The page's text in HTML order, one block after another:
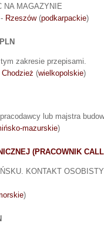
NA MAGAZYNIE
Rzeszów(podkarpackie)
zakresie przepisami.
Chodzież (wielkopolskie)
lub majstra
mazurskie)
(PRACOWNIK
KONTAKT
)